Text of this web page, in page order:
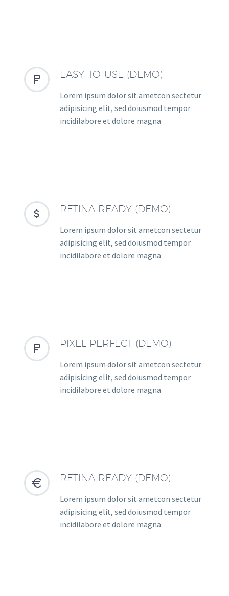

 EASY-TO-USE (DEMO)
Lorem ipsum dolor sit ametcon sectetur
adipisicing elit, sed doiusmod tempor
incidilabore et dolore magna

 RETINA READY (DEMO)
Lorem ipsum dolor sit ametcon sectetur
adipisicing elit, sed doiusmod tempor
incidilabore et dolore magna

 PIXEL PERFECT (DEMO)
Lorem ipsum dolor sit ametcon sectetur
adipisicing elit, sed doiusmod tempor
incidilabore et dolore magna

 RETINA READY (DEMO)
Lorem ipsum dolor sit ametcon sectetur
adipisicing elit, sed doiusmod tempor
incidilabore et dolore magna